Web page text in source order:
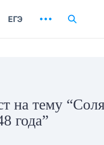
на тему
года”
ЕГЭ